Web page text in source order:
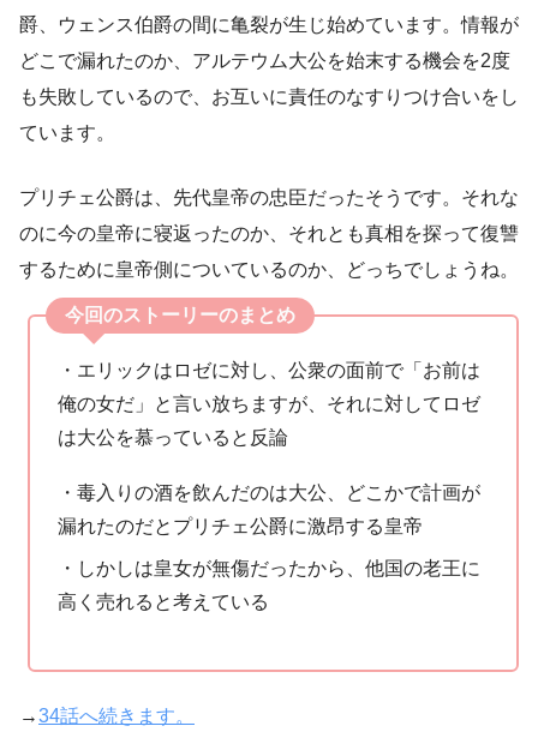
爵、ウェンス伯爵の間に亀裂が生じ始めています。情報が
どこで漏れたのか、アルテウム大公を始末する機会を2度
も失敗しているので、お互いに責任のなすりつけ合いをし
ています。
プリチェ公爵は、先代皇帝の忠臣だったそうです。それな
のに今の皇帝に寝返ったのか、それとも真相を探って復讐
するために皇帝側についているのか、どっちでしょうね。
今回のストーリーのまとめ
・エリックはロゼに対し、公衆の面前で「お前は
俺の女だ」と言い放ちますが、それに対してロゼ
は大公を慕っていると反論
・毒入りの酒を飲んだのは大公、どこかで計画が
漏れたのだとプリチェ公爵に激昂する皇帝
・しかしは皇女が無傷だったから、他国の老王に
高く売れると考えている
→34話へ続きます。